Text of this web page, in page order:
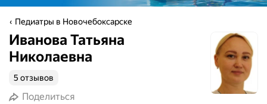
Педиатры в Новочебоксарске
Иванова Татьяна
Николаевна
5 отзывов
Поделиться